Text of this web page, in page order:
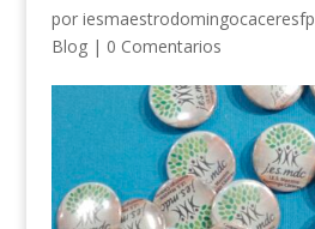
por iesmaestrodomingocaceresfp
Blog| 0 Comentarios